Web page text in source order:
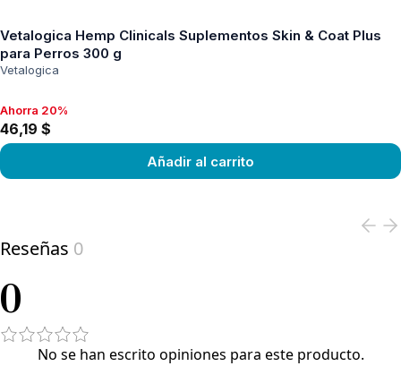
Vetalogica Hemp Clinicals Suplementos Skin & Coat Plus
para Perros 300 g
Vetalogica
Ahorra 20%, 46,19 $
Ahorra 20%
46,19 $
Añadir al carrito
Reseñas 0
0
No se han escrito opiniones para este producto.